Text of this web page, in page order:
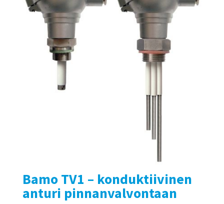
Bamo TV1 – konduktiivinen
anturi pinnanvalvontaan